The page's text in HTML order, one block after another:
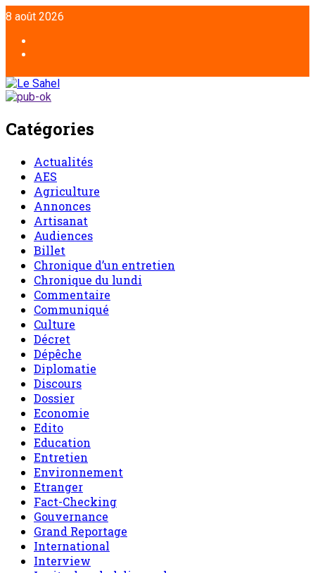
8 août 2026
Catégories
Actualités
AES
Agriculture
Annonces
Artisanat
Audiences
Billet
Chronique d’un entretien
Chronique du lundi
Commentaire
Communiqué
Culture
Décret
Dépêche
Diplomatie
Discours
Dossier
Economie
Edito
Education
Entretien
Environnement
Etranger
Fact-Checking
Gouvernance
Grand Reportage
International
Interview